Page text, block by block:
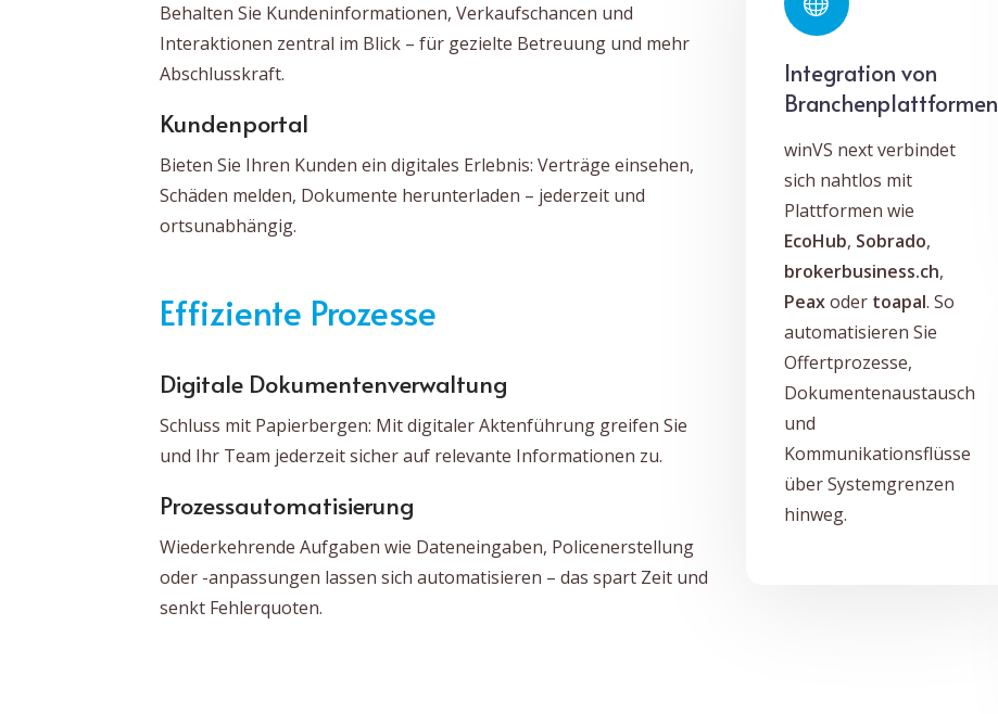
Behalten Sie Kundeninformationen, Verkaufschancen und
Interaktionen zentral im Blick – für gezielte Betreuung und mehr
Abschlusskraft.
Kundenportal
Bieten Sie Ihren Kunden ein digitales Erlebnis: Verträge einsehen,
Schäden melden, Dokumente herunterladen – jederzeit und
ortsunabhängig.
Effiziente Prozesse
Digitale Dokumentenverwaltung
Schluss mit Papierbergen: Mit digitaler Aktenführung greifen Sie
und Ihr Team jederzeit sicher auf relevante Informationen zu.
Prozessautomatisierung
Wiederkehrende Aufgaben wie Dateneingaben, Policenerstellung
oder -anpassungen lassen sich automatisieren – das spart Zeit und
senkt Fehlerquoten.
Integration von
Branchenplattformen
winVS next verbindet
sich nahtlos mit
Plattformen wie
EcoHub, Sobrado,
brokerbusiness.ch,
Peaxoder toapal. So
automatisieren Sie
Offertprozesse,
Dokumentenaustausch
und
Kommunikationsflüsse
über Systemgrenzen
hinweg.